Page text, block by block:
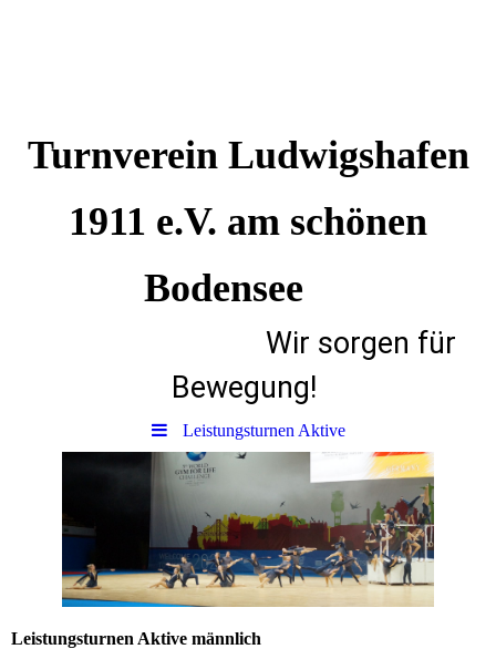
Turnverein Ludwigshafen
1911 e.V. am schönen
Bodensee
Wir sorgen für
Bewegung!
Leistungsturnen Aktive
Leistungsturnen Aktive männlich